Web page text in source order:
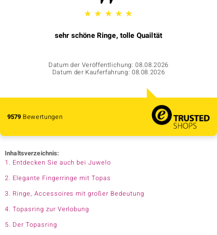
★ ★ ★ ★ ★
sehr schöne Ringe, tolle Quailtät
Datum der Veröffentlichung: 08.08.2026
Datum der Kauferfahrung: 08.08.2026
9579 Bewertungen
Inhaltsverzeichnis:
1. Entdecken Sie auch bei Juwelo
2. Elegante Fingerringe mit Topas
3. Ringe, Accessoires mit großer Bedeutung
4. Topasring zur Verlobung
5. Der Topasring